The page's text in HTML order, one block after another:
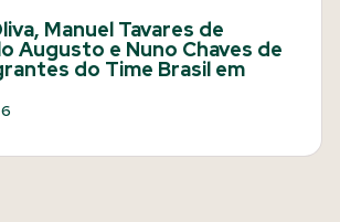
Manuel Tavares de
Augusto e Nuno Chaves de
do Time Brasil em